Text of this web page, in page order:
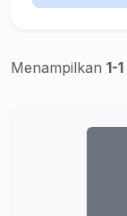
Menampilkan 1-1